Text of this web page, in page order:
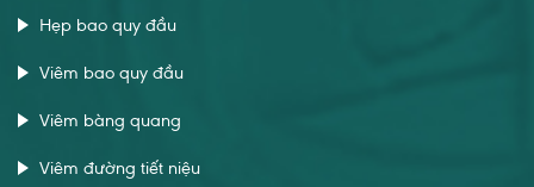
Hẹp bao quy đầu
Viêm bao quy đầu
Viêm bàng quang
Viêm đường tiết niệu